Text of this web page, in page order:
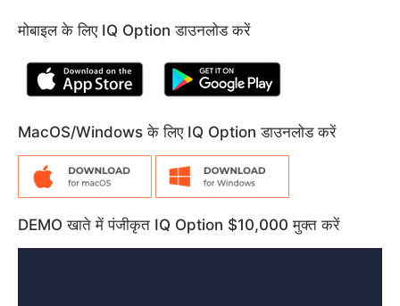
मोबाइल के लिए IQ Option डाउनलोड करें
MacOS/Windows के लिए IQ Option डाउनलोड करें
DEMO खाते में पंजीकृत IQ Option $10,000 मुक्त करें